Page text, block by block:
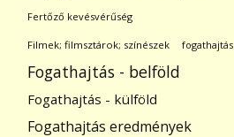
Fertőző kevésvérűség
Filmek; filmsztárok; színészek fogathajtás
Fogathajtás - belföld
Fogathajtás - külföld
Fogathajtás eredmények